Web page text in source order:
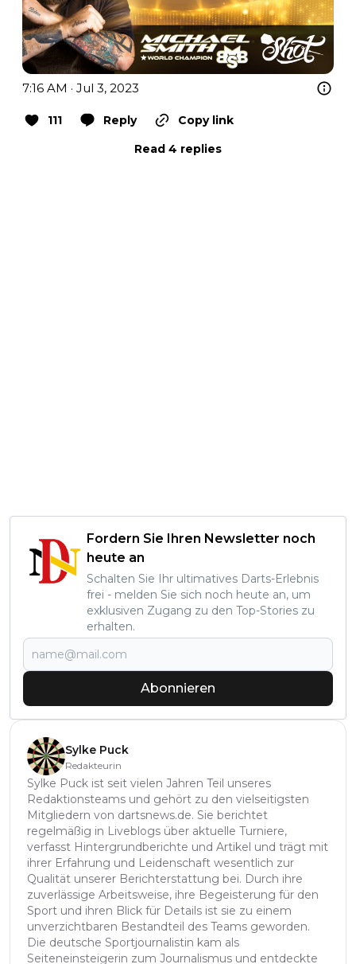
7:16 AM · Jul 3, 2023
111 Reply
Copy link
Read 4 replies
Fordern Sie Ihren Newsletter noch
heute an
Schalten Sie Ihr ultimatives Darts-Erlebnis
frei - melden Sie sich noch heute an, um
exklusiven Zugang zu den Top-Stories zu
erhalten.
Abonnieren
Sylke Puck
Redakteurin
Sylke Puck ist seit vielen Jahren Teil unseres
Redaktionsteams und gehört zu den vielseitigsten
Mitgliedern von dartsnews.de. Sie berichtet
regelmäßig in Liveblogs über aktuelle Turniere,
verfasst Hintergrundberichte und Artikel und trägt mit
ihrer Erfahrung und Leidenschaft wesentlich zur
Qualität unserer Berichterstattung bei. Durch ihre
zuverlässige Arbeitsweise, ihre Begeisterung für den
Sport und ihren Blick für Details ist sie zu einem
unverzichtbaren Bestandteil des Teams geworden.
Die deutsche Sportjournalistin kam als
Seiteneinsteigerin zum Journalismus und entdeckte